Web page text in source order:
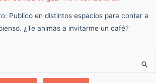
Publico en distintos espacios para contar a
¿Te animas a invitarme un café?